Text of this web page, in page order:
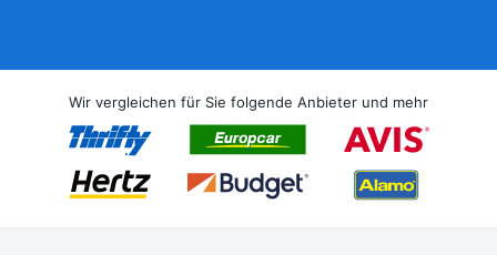
Wir vergleichen für Sie folgende Anbieter und mehr